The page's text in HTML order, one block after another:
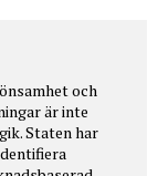
och
är inte
Staten har